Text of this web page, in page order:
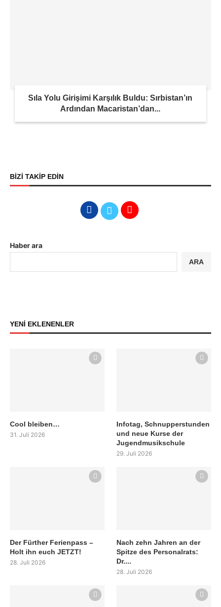
Sıla Yolu Girişimi Karşılık Buldu: Sırbistan’ın
Ardından Macaristan’dan...
BİZİ TAKİP EDİN
Haber ara
ARA
YENİ EKLENENLER
Cool bleiben…
31. Juli 2026
Infotag, Schnupperstunden
und neue Kurse der
Jugendmusikschule
29. Juli 2026
Der Fürther Ferienpass –
Holt ihn euch JETZT!
28. Juli 2026
Nach zehn Jahren an der
Spitze des Personalrats:
Dr....
28. Juli 2026